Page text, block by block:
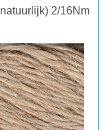
2/16Nm